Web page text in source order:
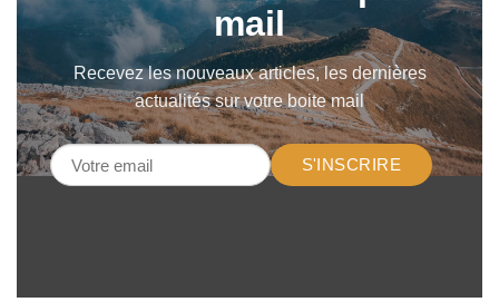
mail
Recevez les nouveaux articles, les dernières
actualités sur votre boite mail
S'INSCRIRE